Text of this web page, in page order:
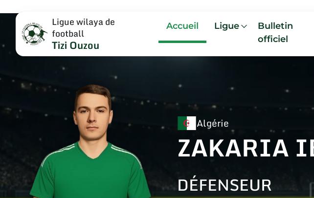
Ligue wilaya de
football
Tizi Ouzou
Accueil Ligue
Bulletin
officiel
Algérie
ZAKARIA
DÉFENSEUR